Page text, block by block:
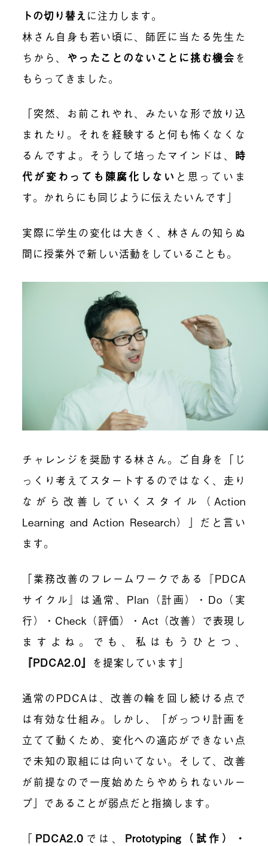
トの切り替え に注力します。
林さん自身も若い頃に、師匠に当たる先生た
ちから、 やったことのないことに挑む機会 を
もらってきました。
「突然、お前これやれ、みたいな形で放り込
まれたり。それを経験すると何も怖くなくな
るんですよ。そうして培ったマインドは、 時
代が変わっても陳腐化しない と思っていま
す。かれらにも同じように伝えたいんです」
実際に学生の変化は大きく、林さんの知らぬ
間に授業外で新しい活動をしていることも。
チャレンジを奨励する林さん。ご自身を「じ
っくり考えてスタートするのではなく、走り
ながら改善していくスタイル（Action
Learning and Action Research）」だと言い
ます。
「業務改善のフレームワークである『PDCA
サイクル』は通常、Plan（計画）・Do（実
行）・Check（評価）・Act（改善）で表現し
ますよね。でも、私はもうひとつ、
『PDCA2.0』 を提案しています」
通常のPDCAは、改善の輪を回し続ける点で
は有効な仕組み。しかし、「がっつり計画を
立てて動くため、変化への適応ができない点
で未知の取組には向いてない。そして、改善
が前提なので一度始めたらやめられないルー
プ」であることが弱点だと指摘します。
「 PDCA2.0 では、 Prototyping（試作）・